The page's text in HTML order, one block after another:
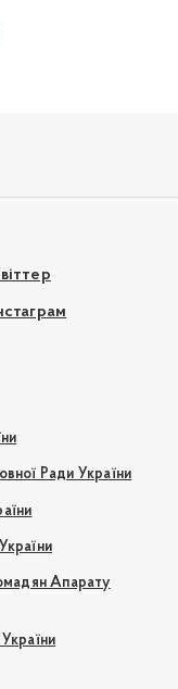
Ради України
Апарату